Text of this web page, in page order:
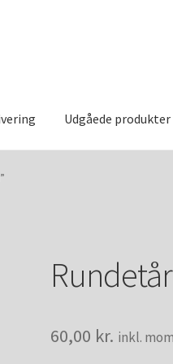
Udgåede produkter
60,00 kr. inkl.